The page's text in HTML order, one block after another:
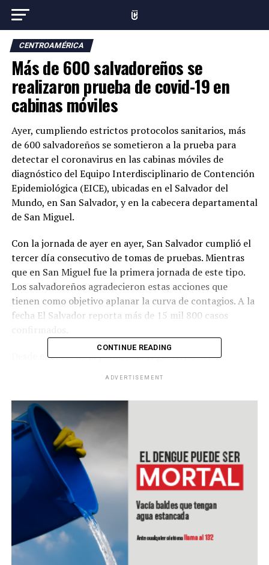
CENTROAMÉRICA
Más de 600 salvadoreños se
realizaron prueba de covid-19 en
cabinas móviles
Ayer, cumpliendo estrictos protocolos sanitarios, más
de 600 salvadoreños se sometieron a la prueba para
detectar el coronavirus en las cabinas móviles de
diagnóstico del Equipo Interdisciplinario de Contención
Epidemiológica (EICE), ubicadas en el Salvador del
Mundo, en San Salvador, y en la cabecera departamental
de San Miguel.
Con la jornada de ayer en ayer, San Salvador cumplió el
tercer día consecutivo de tomas de pruebas. Mientras
que en San Miguel fue la primera jornada de este tipo.
Los salvadoreños agradecieron estas acciones que
tienen como objetivo aplanar la curva de contagios. A la
fecha El Salvador reporta más de 15 mil 800 casos
Desde el inicio de la pandemia, el gobierno del
gobierno salvadoreño en su lucha por salvaguardar la
vida de la población ante la crisis sanitaria por
coronavirus. Este dato, además, es superior al número de
pruebas realizadas en el resto de países de
Centroamérica.
RELATED TOPICS:
Más de 60 fallecidos por covid-19 sin identificar fueron
enterrados en Guatemala
DON'T MISS
CONTINUE READING
ADVERTISEMENT